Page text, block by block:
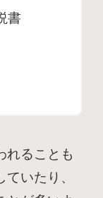
書
れることも
ていたり、